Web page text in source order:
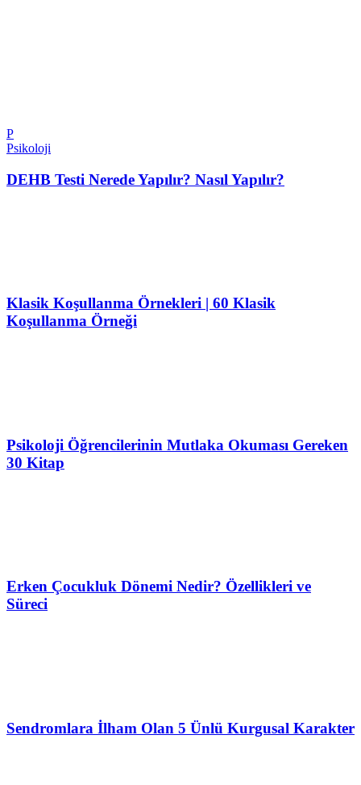
P
Psikoloji
DEHB Testi Nerede Yapılır? Nasıl Yapılır?
Klasik Koşullanma Örnekleri | 60 Klasik
Koşullanma Örneği
Psikoloji Öğrencilerinin Mutlaka Okuması Gereken
30 Kitap
Erken Çocukluk Dönemi Nedir? Özellikleri ve
Süreci
Sendromlara İlham Olan 5 Ünlü Kurgusal Karakter